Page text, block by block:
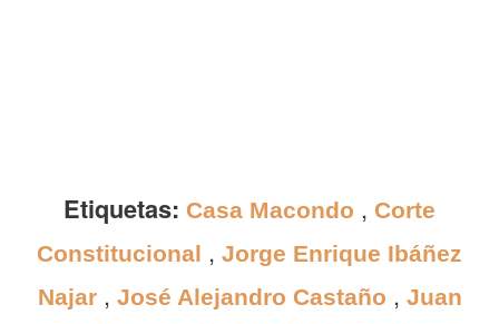
Etiquetas: Casa Macondo , Corte
Constitucional , Jorge Enrique Ibáñez
Najar, José Alejandro Castaño , Juan